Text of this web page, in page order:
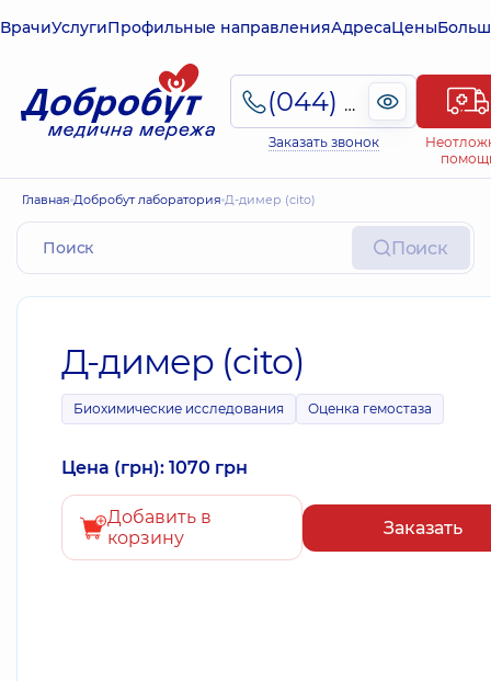
ВрачиУслугиПрофильные направленияАдресаЦены
(044) 495-2-888
Заказать звонок
Главная Добробут лаборатория Д-димер (cito)
Поиск
Д-димер (cito)
Биохимические исследования Оценка гемостаза
Цена (грн): 1070 грн
Добавить в
корзину
Заказать